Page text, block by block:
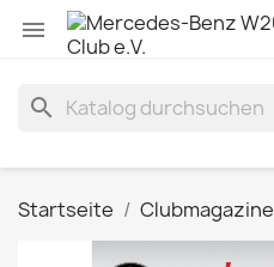

search
Startseite Clubmagazine